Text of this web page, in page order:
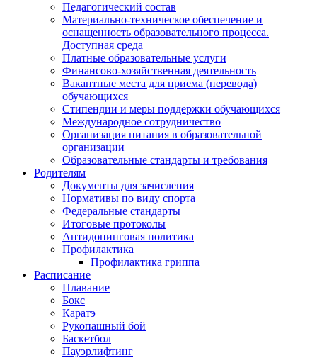
Педагогический состав
Материально-техническое обеспечение и
оснащенность образовательного процесса.
Доступная среда
Платные образовательные услуги
Финансово-хозяйственная деятельность
Вакантные места для приема (перевода)
обучающихся
Стипендии и меры поддержки обучающихся
Международное сотрудничество
Организация питания в образовательной
организации
Образовательные стандарты и требования
Родителям
Документы для зачисления
Нормативы по виду спорта
Федеральные стандарты
Итоговые протоколы
Антидопинговая политика
Профилактика
Профилактика гриппа
Расписание
Плавание
Бокс
Каратэ
Рукопашный бой
Баскетбол
Пауэрлифтинг